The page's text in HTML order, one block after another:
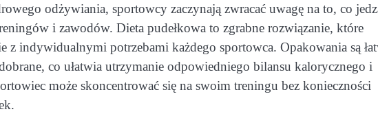
odżywiania, sportowcy zaczynają zwracać uwagę na to, co
i zawodów. Dieta pudełkowa to zgrabne rozwiązanie, które
z indywidualnymi potrzebami każdego sportowca. Opakowania są
co ułatwia utrzymanie odpowiedniego bilansu kalorycznego i
może skoncentrować się na swoim treningu bez konieczności